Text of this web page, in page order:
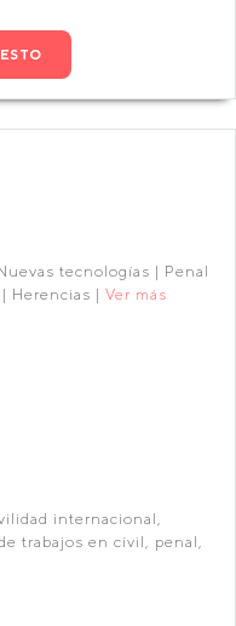
tecnologías | Penal
Herencias | Ver más
internacional,
trabajos en civil, penal,